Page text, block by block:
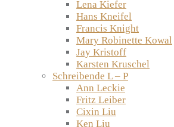
Lena Kiefer
Hans Kneifel
Francis Knight
Mary Robinette Kowal
Jay Kristoff
Karsten Kruschel
Schreibende L – P
Ann Leckie
Fritz Leiber
Cixin Liu
Ken Liu